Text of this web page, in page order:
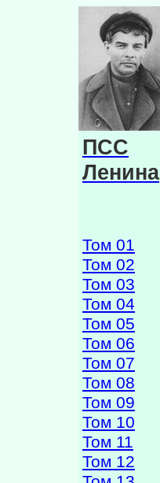
ПСС
Ленина
Том 01
Том 02
Том 03
Том 04
Том 05
Том 06
Том 07
Том 08
Том 09
Том 10
Том 11
Том 12